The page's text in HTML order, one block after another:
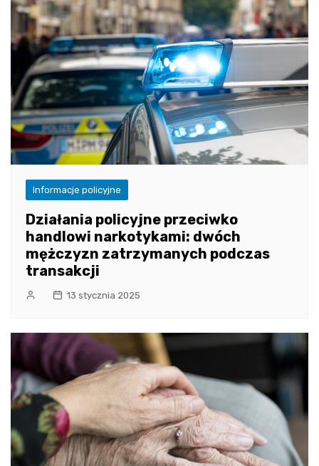
Informacje policyjne
Działania policyjne przeciwko
handlowi narkotykami: dwóch
mężczyzn zatrzymanych podczas
transakcji
13 stycznia 2025